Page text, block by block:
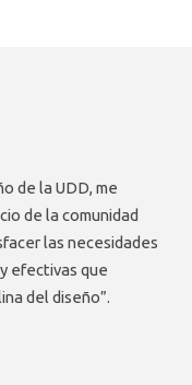
de la UDD, me
de la comunidad
las necesidades
efectivas que
del diseño”.